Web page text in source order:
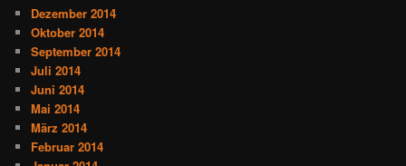
Dezember 2014
Oktober 2014
September 2014
Juli 2014
Juni 2014
Mai 2014
März 2014
Februar 2014